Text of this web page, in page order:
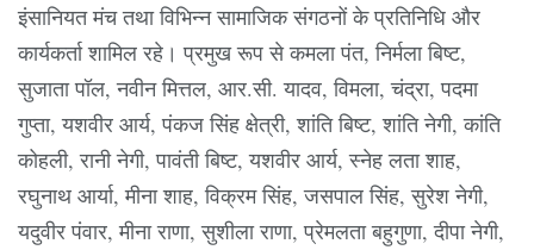
इंसानियत मंच तथा विभिन्न सामाजिक संगठनों के प्रतिनिधि और
कार्यकर्ता शामिल रहे। प्रमुख रूप से कमला पंत, निर्मला बिष्ट,
सुजाता पॉल, नवीन मित्तल, आर.सी. यादव, विमला, चंद्रा, पदमा
गुप्ता, यशवीर आर्य, पंकज सिंह क्षेत्री, शांति बिष्ट, शांति नेगी, कांति
कोहली, रानी नेगी, पावंती बिष्ट, यशवीर आर्य, स्नेह लता शाह,
रघुनाथ आर्या, मीना शाह, विक्रम सिंह, जसपाल सिंह, सुरेश नेगी,
यदुवीर पंवार, मीना राणा, सुशीला राणा, प्रेमलता बहुगुणा, दीपा नेगी,